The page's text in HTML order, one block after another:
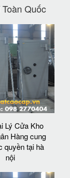
Quốc
Lý Cửa Kho
Hàng cung
quyền tại hà
nội